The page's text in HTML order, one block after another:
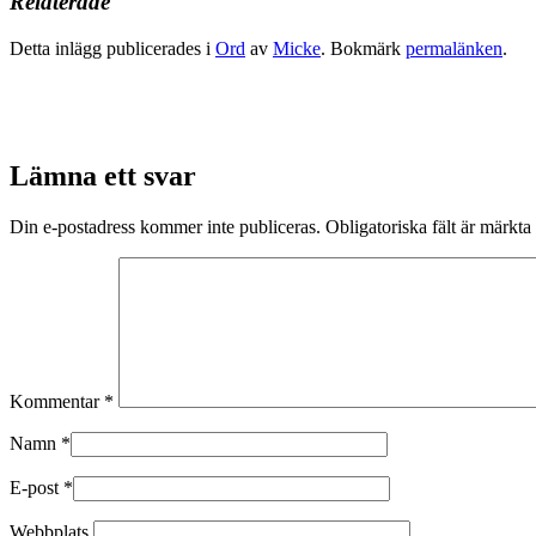
Detta inlägg publicerades i Ord av Micke. Bokmärk permalänken.
Lämna ett svar
Din e-postadress kommer inte publiceras. Obligatoriska fält är märkta
Kommentar *
Namn *
E-post *
Webbplats